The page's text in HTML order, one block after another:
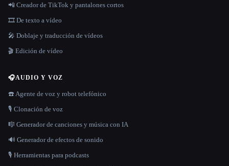
📲 Creador de TikTok y pantalones cortos
🎞️ De texto a vídeo
🎤 Doblaje y traducción de vídeos
🎬 Edición de vídeo
🎧AUDIO Y VOZ
☎️ Agente de voz y robot telefónico
🎙️ Clonación de voz
🎼 Generador de canciones y música con IA
🔊 Generador de efectos de sonido
🎙️ Herramientas para podcasts